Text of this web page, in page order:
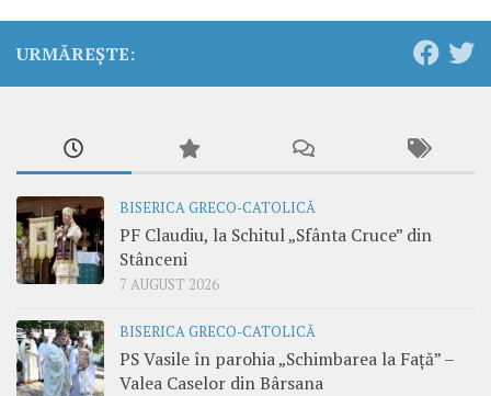
URMĂREȘTE:
BISERICA GRECO-CATOLICĂ
PF Claudiu, la Schitul „Sfânta Cruce” din
Stânceni
7 AUGUST 2026
BISERICA GRECO-CATOLICĂ
PS Vasile în parohia „Schimbarea la Față” –
Valea Caselor din Bârsana